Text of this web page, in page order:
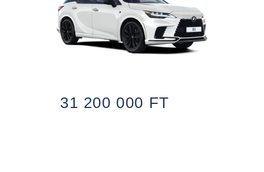
31 200 000 FT